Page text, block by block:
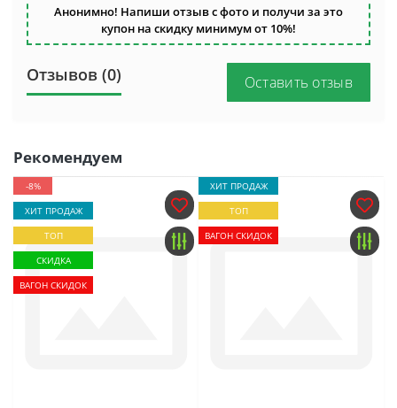
Анонимно! Напиши отзыв с фото и получи за это
купон на скидку минимум от 10%!
Отзывов (0) Оставить отзыв
Рекомендуем
-8%
ХИТ ПРОДАЖ
ТОП
СКИДКА
ВАГОН СКИДОК
ХИТ ПРОДАЖ
ТОП
ВАГОН СКИДОК